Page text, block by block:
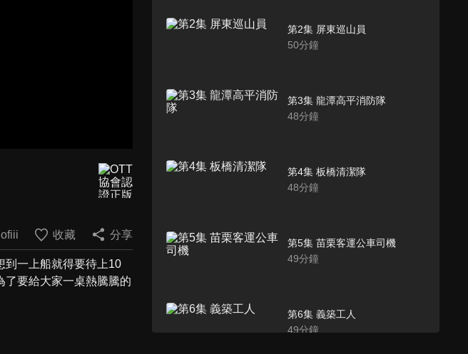
收藏 分享
到一上船就得要待上10
了要給大家一桌熱騰騰的
第2集 屏東巡山員
50分鐘
第3集 龍潭高平消防隊
48分鐘
第4集 板橋清潔隊
48分鐘
第5集 苗栗客運公車司機
49分鐘
第6集 義築工人
49分鐘